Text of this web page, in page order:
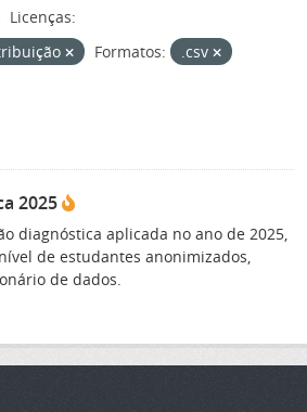
Licenças:
Formatos:
.csv
2025
diagnóstica aplicada no ano de 2025,
de estudantes anonimizados,
de dados.